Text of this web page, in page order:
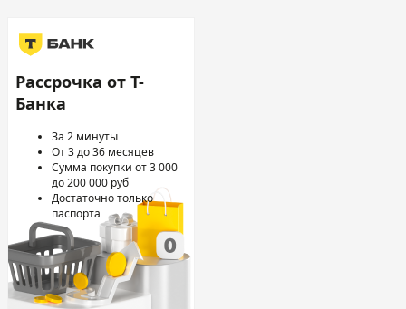
Рассрочка от Т-
Банка
За 2 минуты
От 3 до 36 месяцев
Сумма покупки от 3 000
до 200 000 руб
Достаточно только
паспорта